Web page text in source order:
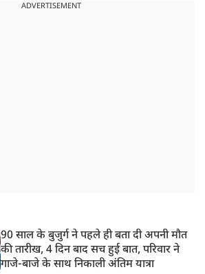
ADVERTISEMENT
90 साल के बुजुर्ग ने पहले ही बता दी अपनी मौत
की तारीख, 4 दिन बाद सच हुई बात, परिवार ने
गाजे-बाजे के साथ निकाली अंतिम यात्रा